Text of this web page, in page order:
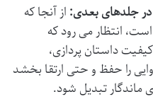
در جلدهای بعدی: از آنجا که
انتظار می رود که
داستان پردازی،
را حفظ و حتی ارتقا بخشد
ماندگار تبدیل شود.